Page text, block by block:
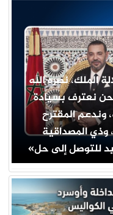
الملك، نصره الله
نعترف بسيادة
وندعم المقترح
وذي المصداقية
للتوصل إلى حل»